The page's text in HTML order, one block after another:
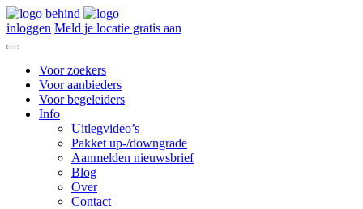
inloggen Meld je locatie gratis aan
Voor zoekers
Voor aanbieders
Voor begeleiders
Info
Uitlegvideo’s
Pakket up-/downgrade
Aanmelden nieuwsbrief
Blog
Over
Contact